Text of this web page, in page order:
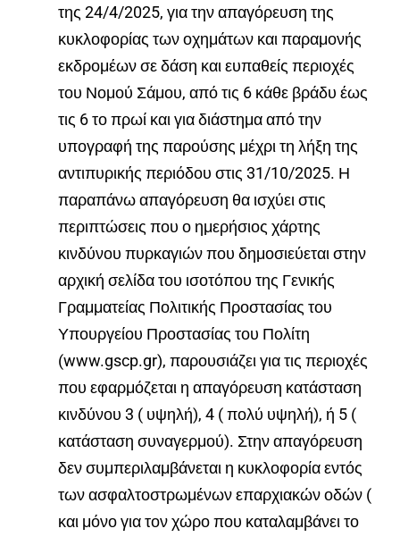
της 24/4/2025, για την απαγόρευση της
κυκλοφορίας των οχημάτων και παραμονής
εκδρομέων σε δάση και ευπαθείς περιοχές
του Νομού Σάμου, από τις 6 κάθε βράδυ έως
τις 6 το πρωί και για διάστημα από την
υπογραφή της παρούσης μέχρι τη λήξη της
αντιπυρικής περιόδου στις 31/10/2025. Η
παραπάνω απαγόρευση θα ισχύει στις
περιπτώσεις που ο ημερήσιος χάρτης
κινδύνου πυρκαγιών που δημοσιεύεται στην
αρχική σελίδα του ισοτόπου της Γενικής
Γραμματείας Πολιτικής Προστασίας του
Υπουργείου Προστασίας του Πολίτη
(www.gscp.gr), παρουσιάζει για τις περιοχές
που εφαρμόζεται η απαγόρευση κατάσταση
κινδύνου 3 ( υψηλή), 4 ( πολύ υψηλή), ή 5 (
κατάσταση συναγερμού). Στην απαγόρευση
δεν συμπεριλαμβάνεται η κυκλοφορία εντός
των ασφαλτοστρωμένων επαρχιακών οδών (
και μόνο για τον χώρο που καταλαμβάνει το